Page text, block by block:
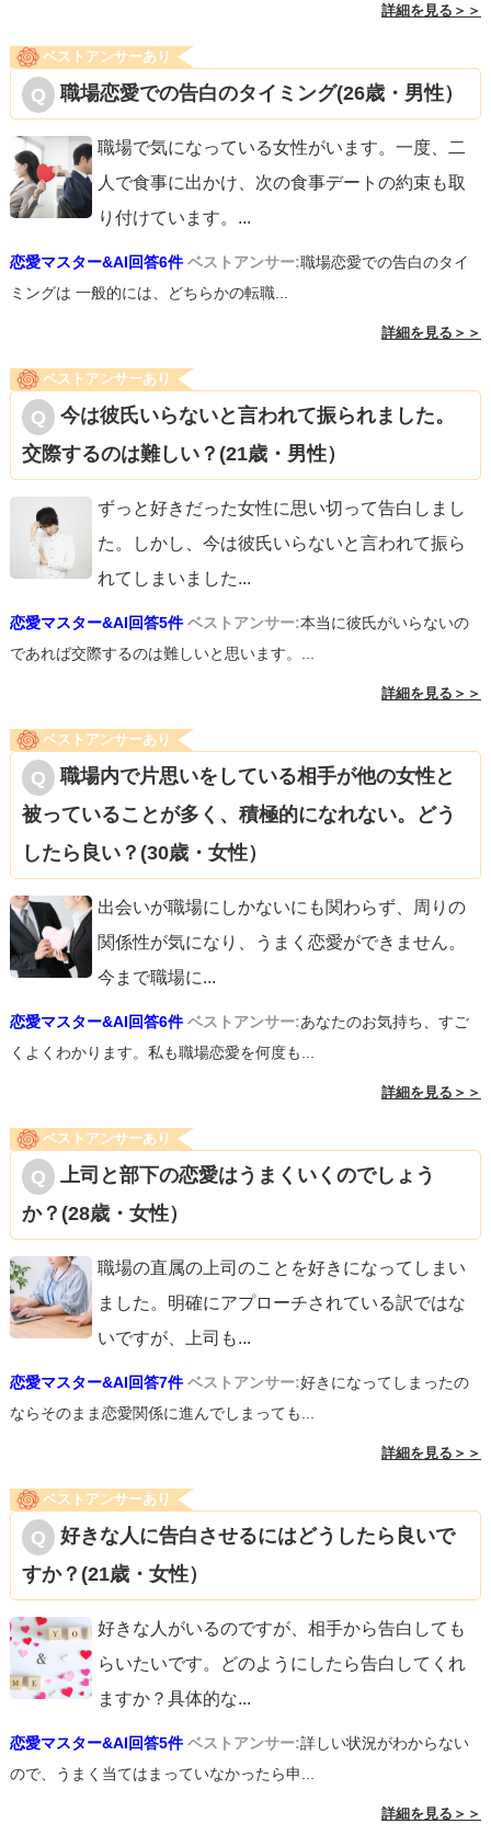
詳細を見る＞＞
ベストアンサーあり
職場恋愛での告白のタイミング(26歳・男性）
職場で気になっている女性がいます。一度、二
人で食事に出かけ、次の食事デートの約束も取
り付けています。 ...
恋愛マスター&AI回答6件 ベストアンサー:職場恋愛での告白のタイ
ミングは 一般的には、どちらかの転職...
詳細を見る＞＞
ベストアンサーあり
今は彼氏いらないと言われて振られました。
交際するのは難しい？(21歳・男性）
ずっと好きだった女性に思い切って告白しまし
た。しかし、今は彼氏いらないと言われて振ら
れてしまいました...
恋愛マスター&AI回答5件 ベストアンサー:本当に彼氏がいらないの
であれば交際するのは難しいと思います。...
詳細を見る＞＞
ベストアンサーあり
職場内で片思いをしている相手が他の女性と
被っていることが多く、積極的になれない。どう
したら良い？(30歳・女性）
出会いが職場にしかないにも関わらず、周りの
関係性が気になり、うまく恋愛ができません。
今まで職場に...
恋愛マスター&AI回答6件 ベストアンサー:あなたのお気持ち、すご
くよくわかります。私も職場恋愛を何度も...
詳細を見る＞＞
ベストアンサーあり
上司と部下の恋愛はうまくいくのでしょう
か？(28歳・女性）
職場の直属の上司のことを好きになってしまい
ました。明確にアプローチされている訳ではな
いですが、上司も...
恋愛マスター&AI回答7件 ベストアンサー:好きになってしまったの
ならそのまま恋愛関係に進んでしまっても...
詳細を見る＞＞
ベストアンサーあり
好きな人に告白させるにはどうしたら良いで
すか？(21歳・女性）
好きな人がいるのですが、相手から告白しても
らいたいです。どのようにしたら告白してくれ
ますか？具体的な...
恋愛マスター&AI回答5件 ベストアンサー:詳しい状況がわからない
ので、うまく当てはまっていなかったら申...
詳細を見る＞＞